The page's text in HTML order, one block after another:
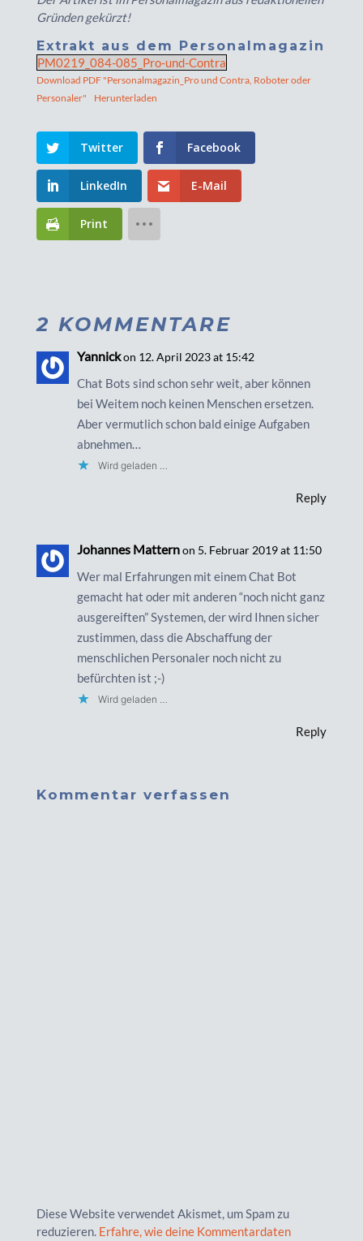
Gründen gekürzt!
Extrakt aus dem Personalmagazin
PM0219_084-085_Pro-und-Contra
Download PDF "Personalmagazin_Pro und Contra, Roboter oder
Personaler"
Herunterladen
Twitter Facebook
LinkedIn E-Mail
Print
2 KOMMENTARE
Yannickon 12. April 2023 at 15:42
Chat Bots sind schon sehr weit, aber können
bei Weitem noch keinen Menschen ersetzen.
Aber vermutlich schon bald einige Aufgaben
abnehmen…
Wird geladen …
Reply
Johannes Matternon 5. Februar 2019 at 11:50
Wer mal Erfahrungen mit einem Chat Bot
gemacht hat oder mit anderen “noch nicht ganz
ausgereiften” Systemen, der wird Ihnen sicher
zustimmen, dass die Abschaffung der
menschlichen Personaler noch nicht zu
befürchten ist ;-)
Wird geladen …
Reply
Kommentar verfassen
Diese Website verwendet Akismet, um Spam zu
reduzieren. Erfahre, wie deine Kommentardaten